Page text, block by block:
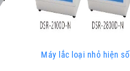
Máy lắc loại nhỏ hiện số